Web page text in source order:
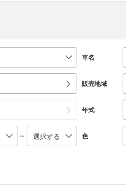
車名
販売地域
年式
～ 色